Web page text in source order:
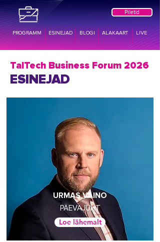
Piletid
PROGRAMM LIVE
ALAKAART
BLOGI
ESINEJAD
TalTech Business Forum 2026
ESINEJAD
PÄEVAJUHT
URMAS VAINO
Loe lähemalt